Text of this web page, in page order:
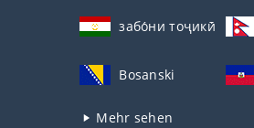
забо́ни тоҷикӣ́
Bosanski
Mehr sehen